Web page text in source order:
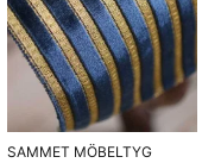
SAMMET MÖBELTYG